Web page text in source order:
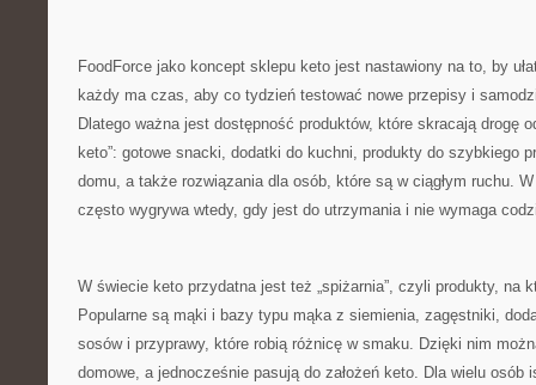
FoodForce jako koncept sklepu keto jest nastawiony na to, by
każdy ma czas, aby co tydzień testować nowe przepisy i
Dlatego ważna jest dostępność produktów, które skracają drogę
keto”: gotowe snacki, dodatki do kuchni, produkty do szybkiego
domu, a także rozwiązania dla osób, które są w ciągłym ruchu.
często wygrywa wtedy, gdy jest do utrzymania i nie wymaga
W świecie keto przydatna jest też „spiżarnia”, czyli produkty, na
Popularne są mąki i bazy typu mąka z siemienia, zagęstniki,
sosów i przyprawy, które robią różnicę w smaku. Dzięki nim
domowe, a jednocześnie pasują do założeń keto. Dla wielu osób